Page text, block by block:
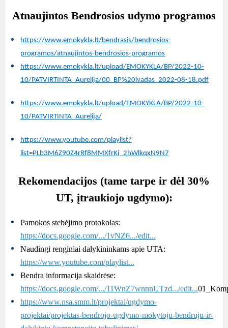
Atnaujintos Bendrosios udymo programos
https://www.emokykla.lt/bendrasis/bendrosios-
programos/atnaujintos-bendrosios-programos
https://www.emokykla.lt/upload/EMOKYKLA/BP/2022-10-
10/PATVIRTINTA_Aurelija/00_BP%20ivadas_2022-08-18.pdf
https://www.emokykla.lt/upload/EMOKYKLA/BP/2022-10-
10/PATVIRTINTA_Aurelija/
https://www.youtube.com/playlist?
list=PLb3M6Z90Z4rRf8MMXfrKj_2hWlkqxN9N7
Rekomendacijos (tame tarpe ir dėl 30%
UT, įtraukiojo ugdymo):
Pamokos stebėjimo protokolas:
https://docs.google.com/.../1vNZ6.../edit...
Naudingi renginiai dalykininkams apie UTA:
https://www.youtube.com/playlist...
Bendra informacija skaidrėse:
https://docs.google.com/.../11WnZ7wnnnUTzd.../edit...
https://www.nsa.smm.lt/projektai/ugdymo-
projektai/projektas-bendrojo-ugdymo-mokytoju-bendruju-ir-